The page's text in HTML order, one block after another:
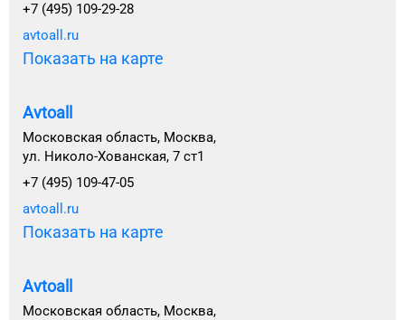
+7 (495) 109-29-28
avtoall.ru
Показать на карте
Avtoall
Московская область, Москва,
ул. Николо-Хованская, 7 ст1
+7 (495) 109-47-05
avtoall.ru
Показать на карте
Avtoall
Московская область, Москва,